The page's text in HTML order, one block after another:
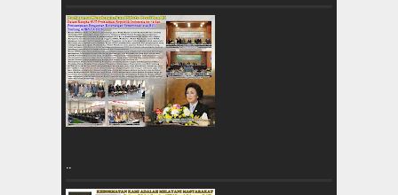
..